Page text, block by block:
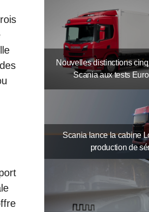
Nouvelles distinctions
Scania aux tests
Scania lance la cabine
production de